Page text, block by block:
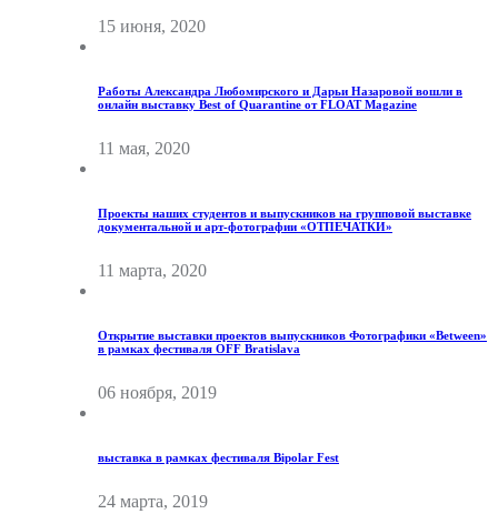
15 июня, 2020
Работы Александра Любомирского и Дарьи Назаровой вошли в
онлайн выставку Best of Quarantine от FLOAT Magazine
11 мая, 2020
Проекты наших студентов и выпускников на групповой выставке
документальной и арт-фотографии «ОТПЕЧАТКИ»
11 марта, 2020
Открытие выставки проектов выпускников Фотографики «Between»
в рамках фестиваля OFF Bratislava
06 ноября, 2019
выставка в рамках фестиваля Bipolar Fest
24 марта, 2019